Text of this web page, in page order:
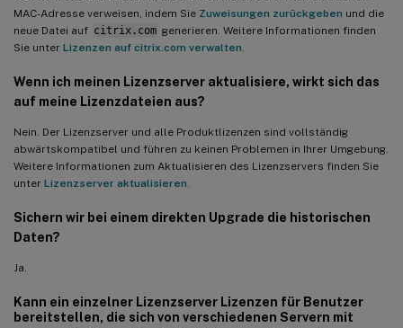
MAC-Adresse verweisen, indem Sie Zuweisungen zurückgeben und die
neue Datei auf citrix.com generieren. Weitere Informationen finden
Sie unter Lizenzen auf citrix.com verwalten
Wenn ich meinen Lizenzserver aktualisiere, wirkt sich das
auf meine Lizenzdateien aus?
Nein. Der Lizenzserver und alle Produktlizenzen sind vollständig
abwärtskompatibel und führen zu keinen Problemen in Ihrer Umgebung.
Weitere Informationen zum Aktualisieren des Lizenzservers finden Sie
unter Lizenzserver aktualisieren
Sichern wir bei einem direkten Upgrade die historischen
Daten?
Ja.
Kann ein einzelner Lizenzserver Lizenzen für Benutzer
bereitstellen, die sich von verschiedenen Servern mit